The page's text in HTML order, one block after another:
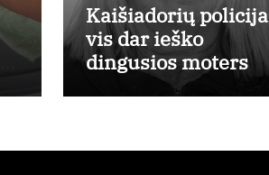
Kaišiadorių policija
vis dar ieško
dingusios moters